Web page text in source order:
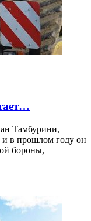
Тамбурини,
и в прошлом году он
бороны,